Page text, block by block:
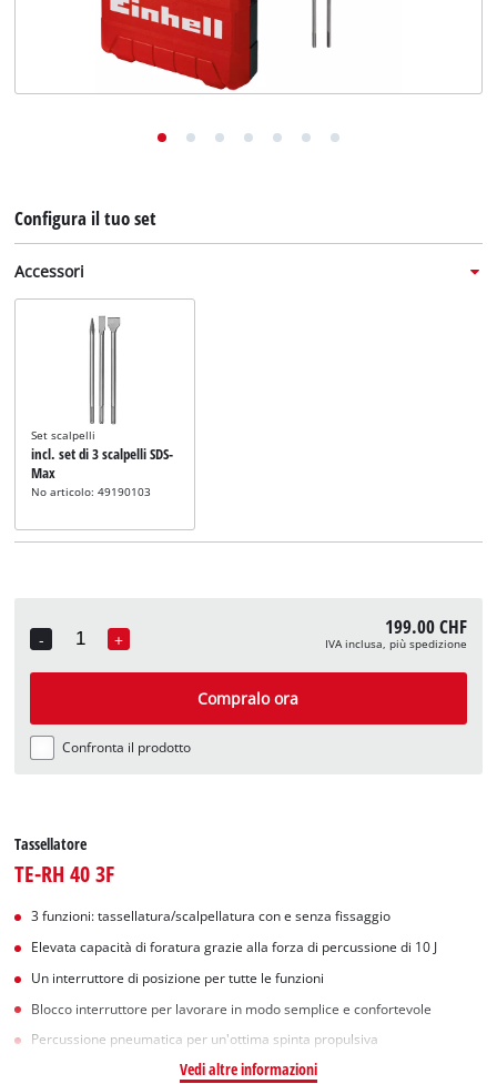
Configura il tuo set
Accessori
Set scalpelli
incl. set di 3 scalpelli SDS-
Max
No articolo: 49190103
-
Quantity
+ 199.00 CHF
IVA inclusa, più spedizione
Compralo ora
Confronta il prodotto
Tassellatore
TE-RH 40 3F
3 funzioni: tassellatura/scalpellatura con e senza fissaggio
Elevata capacità di foratura grazie alla forza di percussione di 10 J
Un interruttore di posizione per tutte le funzioni
Blocco interruttore per lavorare in modo semplice e confortevole
Percussione pneumatica per un'ottima spinta propulsiva
Vedi altre informazioni